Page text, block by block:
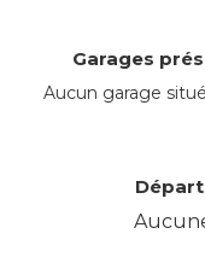
Garages
Aucun garage